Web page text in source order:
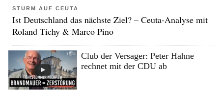
STURM AUF CEUTA
Ist Deutschland das nächste Ziel? – Ceuta-Analyse mit
Roland Tichy & Marco Pino
Club der Versager: Peter Hahne
rechnet mit der CDU ab